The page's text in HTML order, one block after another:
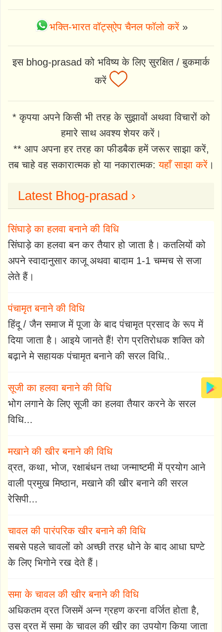
भक्ति-भारत वॉट्स्ऐप चैनल फॉलो करें»
इस bhog-prasad को भविष्य के लिए सुरक्षित / बुकमार्क
करें
* कृपया अपने किसी भी तरह के सुझावों अथवा विचारों को
हमारे साथ अवश्य शेयर करें।
** आप अपना हर तरह का फीडबैक हमें जरूर साझा करें,
तब चाहे वह सकारात्मक हो या नकारात्मक:यहाँ साझा करें।
Latest Bhog-prasad ›
सिंघाड़े का हलवा बनाने की विधि
सिंघाड़े का हलवा बन कर तैयार हो जाता है। कतलियों को
अपने स्वादानुसार काजू अथवा बादाम 1-1 चम्मच से सजा
लेते हैं।
पंचामृत बनाने की विधि
हिंदू / जैन समाज में पूजा के बाद पंचामृत प्रसाद के रूप में
दिया जाता है। आइये जानते हैं! रोग प्रतिरोधक शक्ति को
बढ़ाने मे सहायक पंचामृत बनाने की सरल विधि..
सूजी का हलवा बनाने की विधि
भोग लगाने के लिए सूजी का हलवा तैयार करने के सरल
विधि...
मखाने की खीर बनाने की विधि
व्रत, कथा, भोज, रक्षाबंधन तथा जन्माष्टमी में प्रयोग आने
वाली प्रमुख मिष्ठान, मखाने की खीर बनाने की सरल
रेसिपी...
चावल की पारंपरिक खीर बनाने की विधि
सबसे पहले चावलों को अच्छी तरह धोने के बाद आधा घण्टे
के लिए भिगोने रख देते हैं।
समा के चावल की खीर बनाने की विधि
अधिकतम व्रत जिसमें अन्न ग्रहण करना वर्जित होता है,
उस व्रत में समा के चावल की खीर का उपयोग किया जाता